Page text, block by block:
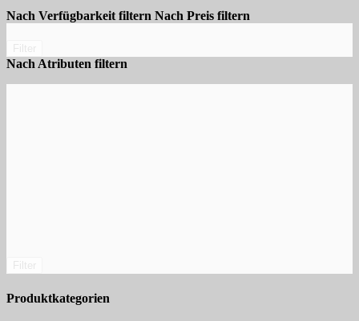
Nach Verfügbarkeit filtern Nach Preis filtern
Nach Atributen filtern
Produktkategorien